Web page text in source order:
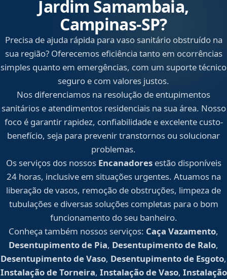
Jardim Samambaia,
Campinas‑SP?
Precisa de ajuda rápida para vaso sanitário obstruído na
sua região? Oferecemos eficiência tanto em ocorrências
simples quanto em emergências, com um suporte técnico
seguro e com valores justos.
Nos diferenciamos na resolução de entupimentos
sanitários e atendimentos residenciais na sua área. Nosso
foco é garantir rapidez, confiabilidade e excelente custo-
benefício, seja para prevenir transtornos ou solucionar
problemas.
Os serviços dos nossos Encanadoresestão disponíveis
24 horas, inclusive em situações urgentes. Atuamos na
liberação de vasos, remoção de obstruções, limpeza de
tubulações e diversas soluções completas para o bom
funcionamento do seu banheiro.
Conheça também nossos serviços: Caça Vazamento,
Desentupimento de Pia, Desentupimento de Ralo,
Desentupimento de Vaso, Desentupimento de Esgoto,
Instalação de Torneira, Instalação de Vaso, Instalação